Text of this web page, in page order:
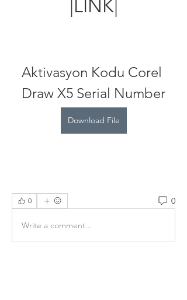
|LINK|
Aktivasyon Kodu Corel
Draw X5 Serial Number
Download File
0 0
Write a comment...